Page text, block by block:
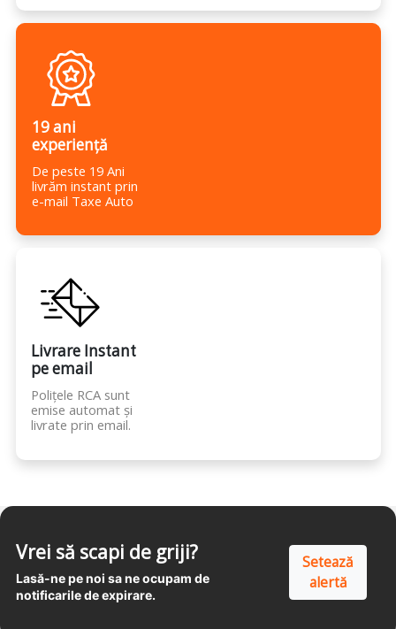
19 ani
experiență
De peste 19 Ani
livrăm instant prin
e-mail Taxe Auto
Livrare Instant
pe email
Polițele RCA sunt
emise automat și
livrate prin email.
Vrei să scapi de griji?
Lasă-ne pe noi sa ne ocupam de
notificarile de expirare.
Setează
alertă